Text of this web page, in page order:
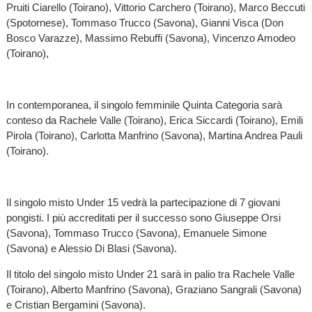
Pruiti Ciarello (Toirano), Vittorio Carchero (Toirano), Marco Beccuti
(Spotornese), Tommaso Trucco (Savona), Gianni Visca (Don
Bosco Varazze), Massimo Rebuffi (Savona), Vincenzo Amodeo
(Toirano),
In contemporanea, il singolo femminile Quinta Categoria sarà
conteso da Rachele Valle (Toirano), Erica Siccardi (Toirano), Emili
Pirola (Toirano), Carlotta Manfrino (Savona), Martina Andrea Pauli
(Toirano).
Il singolo misto Under 15 vedrà la partecipazione di 7 giovani
pongisti. I più accreditati per il successo sono Giuseppe Orsi
(Savona), Tommaso Trucco (Savona), Emanuele Simone
(Savona) e Alessio Di Blasi (Savona).
Il titolo del singolo misto Under 21 sarà in palio tra Rachele Valle
(Toirano), Alberto Manfrino (Savona), Graziano Sangrali (Savona)
e Cristian Bergamini (Savona).